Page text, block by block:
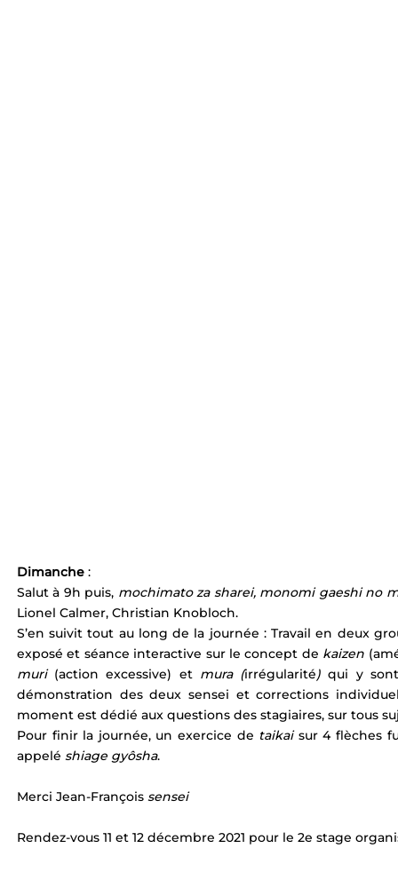
Dimanche :
Salut à 9h puis, mochimato za sharei, monomi gaeshi no
Lionel Calmer, Christian Knobloch.
S’en suivit tout au long de la journée : Travail en deux
exposé et séance interactive sur le concept de kaizen
muri (action excessive) et mura (irrégularité) qui y
démonstration des deux sensei et corrections
moment est dédié aux questions des stagiaires, sur tous
Pour finir la journée, un exercice de taikai sur 4 flèches
appelé shiage gyôsha.
Merci Jean-François sensei
Rendez-vous 11 et 12 décembre 2021 pour le 2e stage